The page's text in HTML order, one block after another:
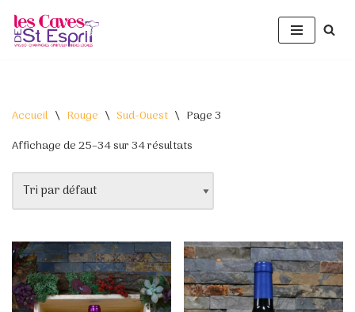
Aller
Accueil \ Rouge \ Sud-Ouest \ Page 3
Affichage de 25–34 sur 34 résultats